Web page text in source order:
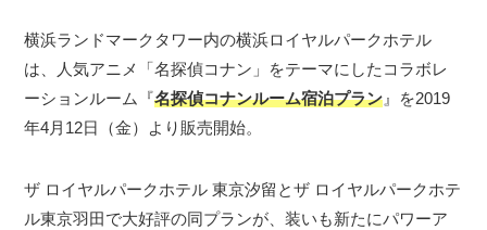
横浜ランドマークタワー内の横浜ロイヤルパークホテル
は、人気アニメ「名探偵コナン」をテーマにしたコラボレ
ーションルーム『名探偵コナンルーム宿泊プラン 』を2019
年4月12日（金）より販売開始。
ザ ロイヤルパークホテル 東京汐留とザ ロイヤルパークホテ
ル東京羽田で大好評の同プランが、装いも新たにパワーア